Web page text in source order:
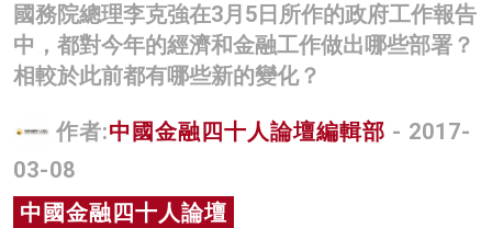
科技
影片
名家榜
灼見活動
關於我們
國務院總理李克強在3月5日所作的政府工作報告
中，都對今年的經濟和金融工作做出哪些部署？
相較於此前都有哪些新的變化？
作者:中國金融四十人論壇編輯部 - 2017-
03-08
中國金融四十人論壇